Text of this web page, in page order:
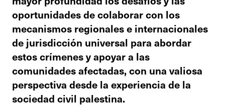
oportunidades de colaborar con los
mecanismos regionales e internacionales
de jurisdicción universal para abordar
estos crímenes y apoyar a las
comunidades afectadas, con una valiosa
perspectiva desde la experiencia de la
sociedad civil palestina.